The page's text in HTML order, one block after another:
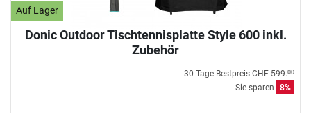
Auf Lager
Donic Outdoor Tischtennisplatte Style 600 inkl.
Zubehör
30-Tage-Bestpreis CHF 599.00
Sie sparen 8%